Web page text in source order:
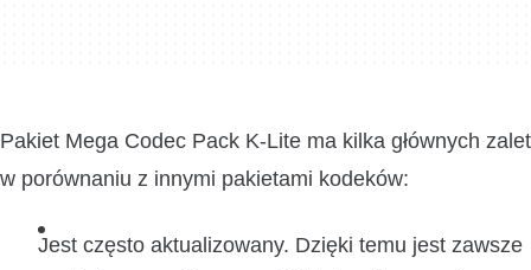
Pakiet Mega Codec Pack K-Lite ma kilka głównych zalet
w porównaniu z innymi pakietami kodeków:
Jest często aktualizowany. Dzięki temu jest zawsze